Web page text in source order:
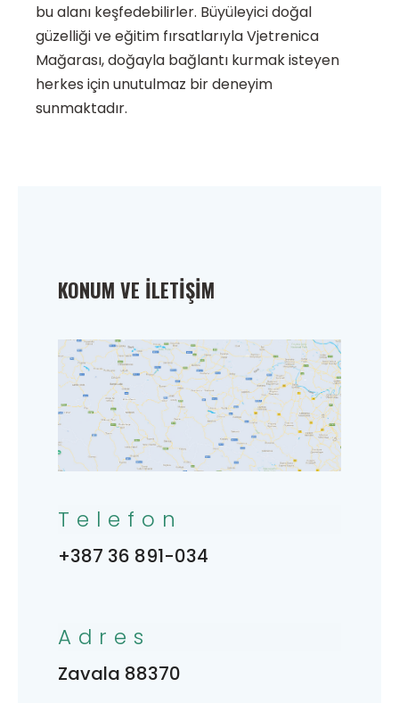
bu alanı keşfedebilirler. Büyüleyici doğal
güzelliği ve eğitim fırsatlarıyla Vjetrenica
Mağarası, doğayla bağlantı kurmak isteyen
herkes için unutulmaz bir deneyim
sunmaktadır.
KONUM VE İLETIŞIM
Telefon
+387 36 891-034
Adres
Zavala 88370